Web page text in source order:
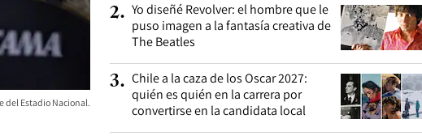
del Estadio Nacional.
2. Yo diseñé Revolver: el hombre que le
puso imagen a la fantasía creativa de
The Beatles
3. Chile a la caza de los Oscar 2027:
quién es quién en la carrera por
convertirse en la candidata local